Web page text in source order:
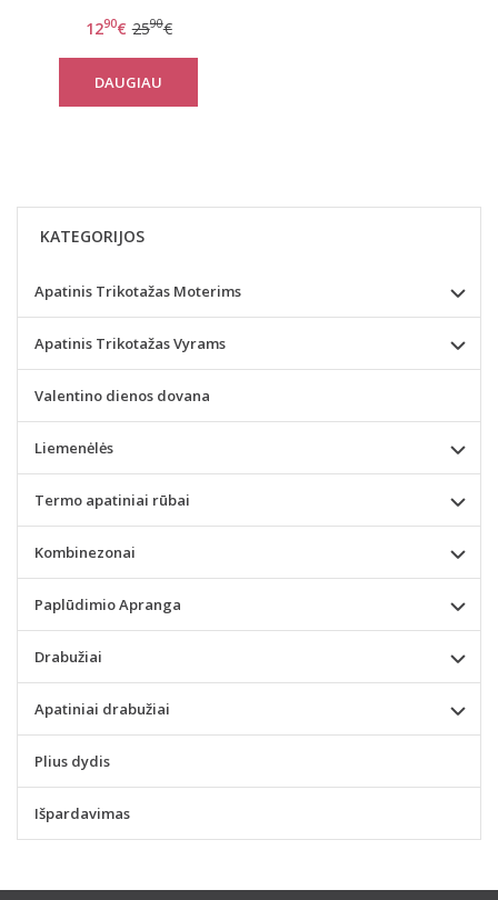
1290€ 2590€
DAUGIAU
KATEGORIJOS
Apatinis Trikotažas Moterims
Apatinis Trikotažas Vyrams
Valentino dienos dovana
Liemenėlės
Termo apatiniai rūbai
Kombinezonai
Paplūdimio Apranga
Drabužiai
Apatiniai drabužiai
Plius dydis
Išpardavimas